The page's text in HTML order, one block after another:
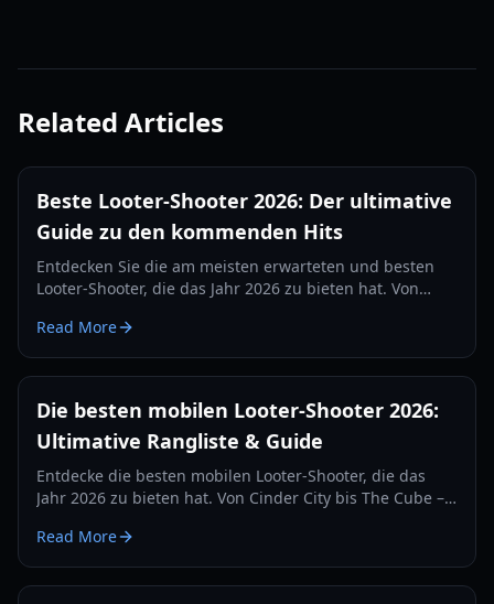
Related Articles
Beste Looter-Shooter 2026: Der ultimative
Guide zu den kommenden Hits
Entdecken Sie die am meisten erwarteten und besten
Looter-Shooter, die das Jahr 2026 zu bieten hat. Von
entdecken Sie die nächste Generation des
ausrüstungsbasierten Kampfes.
Read More
Die besten mobilen Looter-Shooter 2026:
Ultimative Rangliste & Guide
Entdecke die besten mobilen Looter-Shooter, die das
Jahr 2026 zu bieten hat. Von Cinder City bis The Cube –
Ausrüstungs-Guides und Gameplay-Strategien.
Read More